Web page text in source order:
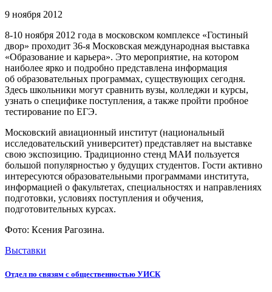
9 ноября 2012
8-10 ноября 2012 года в московском комплексе «Гостиный
двор» проходит 36-я Московская международная выставка
«Образование и карьера». Это мероприятие, на котором
наиболее ярко и подробно представлена информация
об образовательных программах, существующих сегодня.
Здесь школьники могут сравнить вузы, колледжи и курсы,
узнать о специфике поступления, а также пройти пробное
тестирование по ЕГЭ.
Московский авиационный институт (национальный
исследовательский университет) представляет на выставке
свою экспозицию. Традиционно стенд МАИ пользуется
большой популярностью у будущих студентов. Гости активно
интересуются образовательными программами института,
информацией о факультетах, специальностях и направлениях
подготовки, условиях поступления и обучения,
подготовительных курсах.
Фото: Ксения Рагозина.
Выставки
Отдел по связям с общественностью УИСК